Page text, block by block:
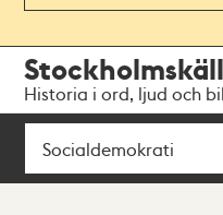
navigationen
huvudinnehållet
Historia i ord, ljud och
Sök